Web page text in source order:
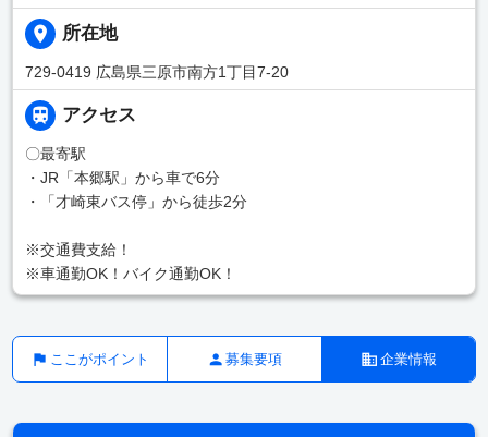
所在地
729-0419 広島県三原市南方1丁目7-20
アクセス
〇最寄駅
・JR「本郷駅」から車で6分
・「才崎東バス停」から徒歩2分
※交通費支給！
※車通勤OK！バイク通勤OK！
ここがポイント 募集要項 企業情報